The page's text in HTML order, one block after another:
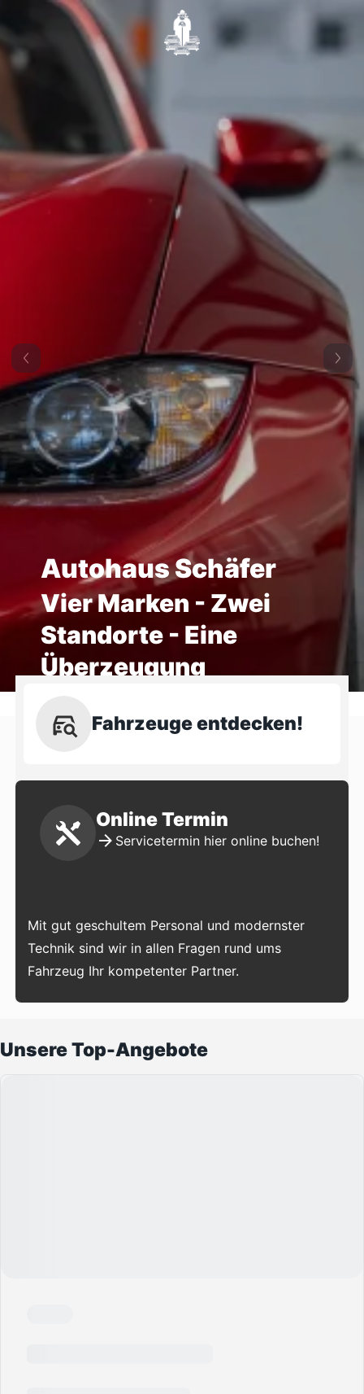
Autohaus Schäfer
Vier Marken - Zwei
Standorte - Eine
Überzeugung
Fahrzeuge entdecken!
Online Termin
Servicetermin hier online buchen!
Mit gut geschultem Personal und modernster
Technik sind wir in allen Fragen rund ums
Fahrzeug Ihr kompetenter Partner.
Unsere Top-Angebote